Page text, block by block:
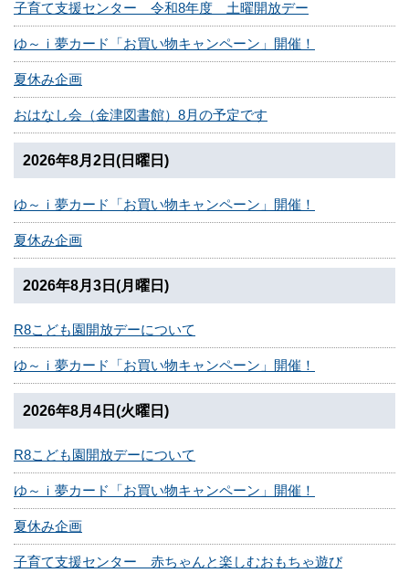
子育て支援センター 令和8年度 土曜開放デー
ゆ～ｉ夢カード「お買い物キャンペーン」開催！
夏休み企画
おはなし会（金津図書館）8月の予定です
2026年8月2日(日曜日)
ゆ～ｉ夢カード「お買い物キャンペーン」開催！
夏休み企画
2026年8月3日(月曜日)
R8こども園開放デーについて
ゆ～ｉ夢カード「お買い物キャンペーン」開催！
2026年8月4日(火曜日)
R8こども園開放デーについて
ゆ～ｉ夢カード「お買い物キャンペーン」開催！
夏休み企画
子育て支援センター 赤ちゃんと楽しむおもちゃ遊び